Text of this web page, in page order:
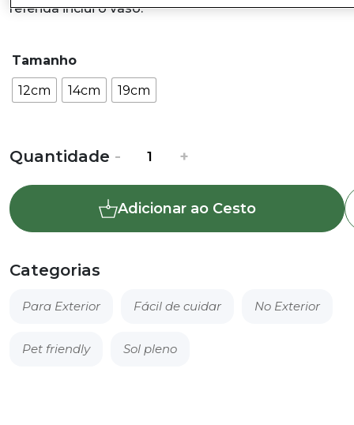
referida inclui o vaso.
Tamanho
12cm
14cm 19cm
Quantidade
Quantidade
Alfazema
-
Lavandula
- +
Adicionar ao Cesto
Categorias
Para Exterior Fácil de cuidar No Exterior
Pet friendly Sol pleno